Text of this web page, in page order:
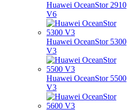
Huawei OceanStor 2910
V6
Huawei OceanStor 5300
V3
Huawei OceanStor 5500
V3